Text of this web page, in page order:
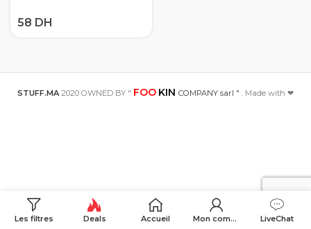
passives
circulaires à
clipser pour le
STUFF.MA 2020 OWNED BY " FOO KIN COMPANY sarl " . Made with ❤
Les filtres Deals Accueil Mon compte LiveChat